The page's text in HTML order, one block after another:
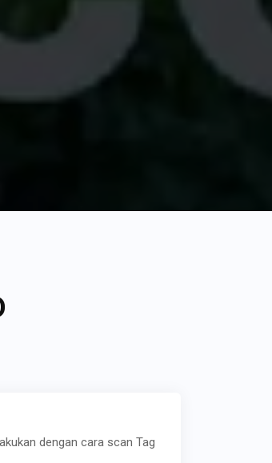
dengan cara scan Tag